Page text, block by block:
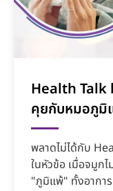
Health Talk
คุยกับหมอภูมิ
พลาดไม่ได้กับ
ในหัวข้อ เมื่อจมูก
"ภูมิแพ้" ทั้งอาการ